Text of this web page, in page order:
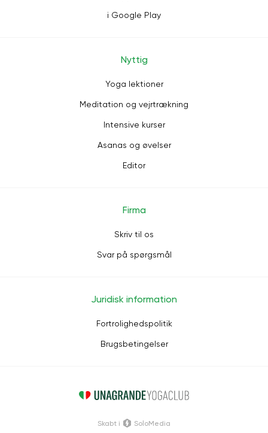
i Google Play
Nyttig
Yoga lektioner
Meditation og vejrtrækning
Intensive kurser
Asanas og øvelser
Editor
Firma
Skriv til os
Svar på spørgsmål
Juridisk information
Fortrolighedspolitik
Brugsbetingelser
Skabt i SoloMedia